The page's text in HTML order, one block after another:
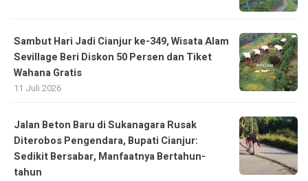
Sambut Hari Jadi Cianjur ke-349, Wisata Alam
Sevillage Beri Diskon 50 Persen dan Tiket
Wahana Gratis
11 Juli 2026
Jalan Beton Baru di Sukanagara Rusak
Diterobos Pengendara, Bupati Cianjur:
Sedikit Bersabar, Manfaatnya Bertahun-
tahun